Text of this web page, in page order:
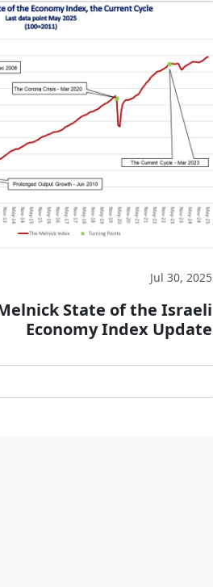
Jul 30, 2025
State of the Israeli
Economy Index Update